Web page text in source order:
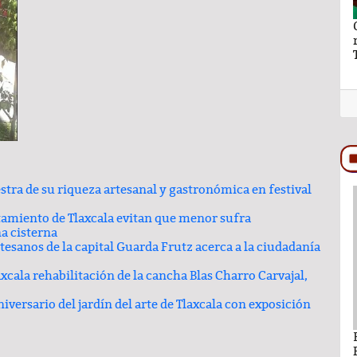
de su riqueza artesanal y gastronómica en festival
de Tlaxcala evitan que menor sufra
cisterna
de la capital Guarda Frutz acerca a la ciudadanía
rehabilitación de la cancha Blas Charro Carvajal,
del jardín del arte de Tlaxcala con exposición
Vázquez
a Ana Lilia